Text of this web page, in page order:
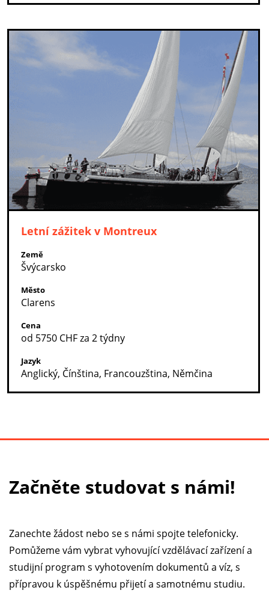
Letní zážitek v Montreux
Země
Švýcarsko
Město
Clarens
Cena
od 5750 CHF za 2 týdny
Jazyk
Anglický, Čínština, Francouzština, Němčina
Začněte studovat s námi!
Zanechte žádost nebo se s námi spojte telefonicky.
Pomůžeme vám vybrat vyhovující vzdělávací zařízení a
studijní program s vyhotovením dokumentů a víz, s
přípravou k úspěšnému přijetí a samotnému studiu.